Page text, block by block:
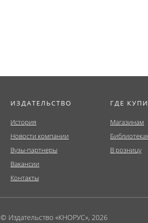
ИЗДАТЕЛЬСТВО
История
Новости компании
Вузы-партнеры
Вакансии
Контакты
ГДЕ
Магазинам
В розницу
© Издательство «КНОРУС», 2026